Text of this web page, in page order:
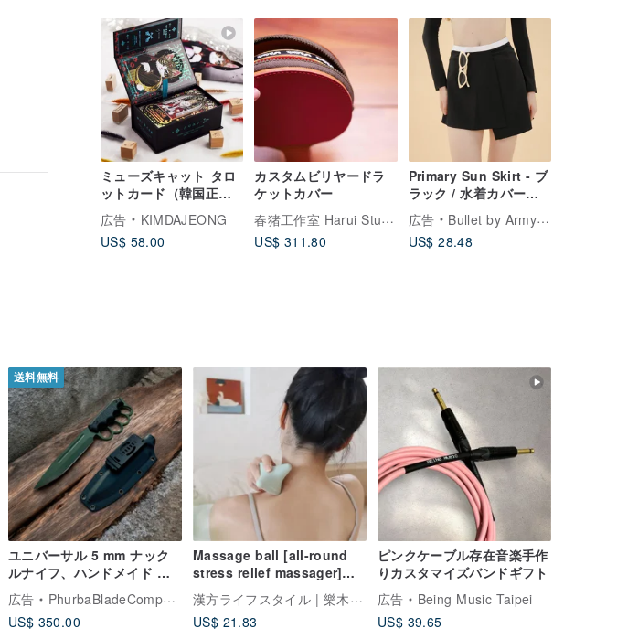
ミューズキャット タロ
ットカード（韓国正規
品）
広告
KIMDAJEONG
US$ 58.00
カスタムビリヤードラ
ケットカバー
春猪工作室 Harui Studio
US$ 311.80
Primary Sun Skirt - ブ
ラック / 水着カバーア
ップ (別売)
BLT079BLCK
広告
Bullet by Army of Interns
US$ 28.48
送料無料
ユニバーサル 5 mm ナック
ルナイフ、ハンドメイド ト
レンチナイフ、サバイバルナ
イフ、ミリタリー
広告
PhurbaBladeCompany
US$ 350.00
Massage ball [all-round
stress relief massager]
four corners directly
reach the deep fascia
漢方ライフスタイル | 樂木集 LOMOJI
US$ 21.83
ピンクケーブル存在音楽手作
りカスタマイズバンドギフト
広告
Being Music Taipei
US$ 39.65